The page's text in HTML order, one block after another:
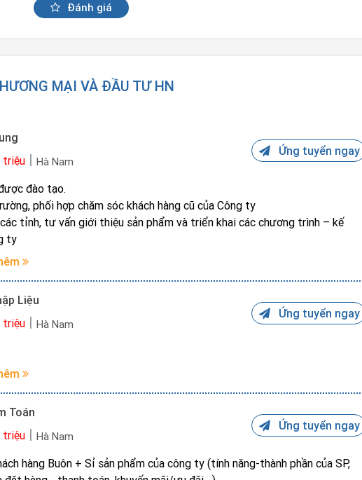
Đánh giá
MẠI VÀ ĐẦU TƯ HN
triệu Hà Nam
Ứng tuyển ngay
đào tạo.
phối hợp chăm sóc khách hàng cũ của Công ty
tỉnh, tư vấn giới thiệu sản phẩm và triển khai các chương trình – kế
ty
Liệu
triệu Hà Nam
Ứng tuyển ngay
Toán
triệu Hà Nam
Ứng tuyển ngay
hàng Buôn + Sỉ sản phẩm của công ty (tính năng-thành phần của SP,